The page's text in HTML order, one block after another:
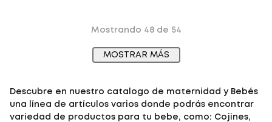
Mostrando 48 de 54
MOSTRAR MÁS
Descubre en nuestro catalogo de maternidad y Bebés
una línea de artículos varios donde podrás encontrar
variedad de productos para tu bebe, como: Cojines,